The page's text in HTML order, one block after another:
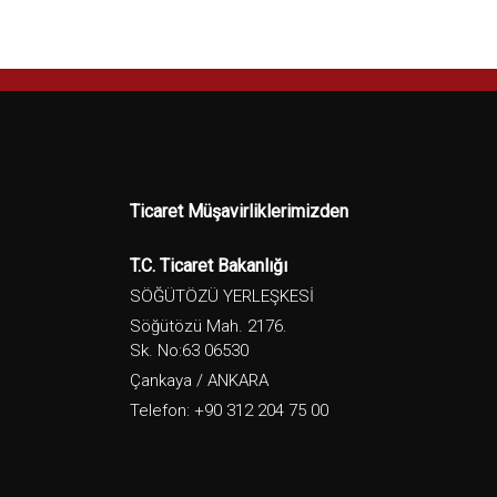
Ticaret Müşavirliklerimizden
T.C. Ticaret Bakanlığı
SÖĞÜTÖZÜ YERLEŞKESİ
Söğütözü Mah. 2176.
Sk. No:63 06530
Çankaya / ANKARA
Telefon: +90 312 204 75 00